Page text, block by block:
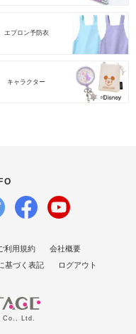
エプロン予防衣
キャラクター
利用規約
会社概要
基づく表記 ログアウト
Co., Ltd.